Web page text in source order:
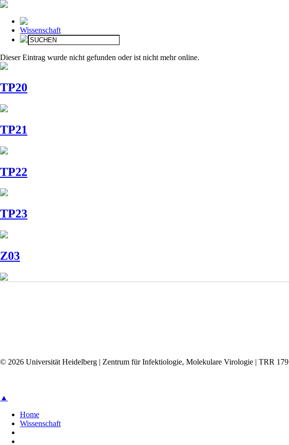
Wissenschaft
Dieser Eintrag wurde nicht gefunden oder ist nicht mehr online.
TP20
TP21
TP22
TP23
Z03
© 2026 Universität Heidelberg | Zentrum für Infektiologie, Molekulare Virologie | TRR 179
▲
Home
Wissenschaft